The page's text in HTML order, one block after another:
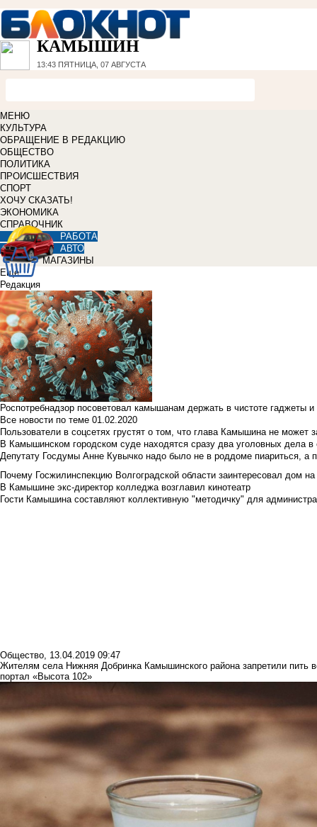
КАМЫШИН
13:43 ПЯТНИЦА, 07 АВГУСТА
МЕНЮ
КУЛЬТУРА
ОБРАЩЕНИЕ В РЕДАКЦИЮ
ОБЩЕСТВО
ПОЛИТИКА
ПРОИСШЕСТВИЯ
СПОРТ
ХОЧУ СКАЗАТЬ!
ЭКОНОМИКА
СПРАВОЧНИК
РАБОТА
АВТО
МАГАЗИНЫ
Еще
Редакция
Роспотребнадзор посоветовал камышанам держать в чистоте гаджеты
Все новости по теме 01.02.2020
Пользователи в соцсетях грустят о том, что глава Камышина не может
В Камышинском городском суде находятся сразу два уголовных дела
Депутату Госдумы Анне Кувычко надо было не в роддоме пиариться, а
Почему Госжилинспекцию Волгоградской области заинтересовал дом
В Камышине экс-директор колледжа возглавил кинотеатр
Гости Камышина составляют коллективную "методичку" для
Общество, 13.04.2019 09:47
Жителям села Нижняя Добринка Камышинского района запретили пить
портал «Высота 102»